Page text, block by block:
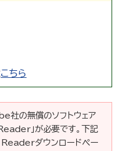
こちら
社の無償のソフトウェア
」が必要です。下記
ダウンロードペー